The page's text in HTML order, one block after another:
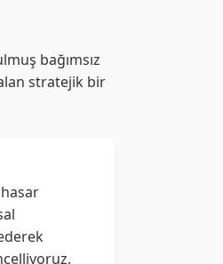
bağımsız
stratejik bir